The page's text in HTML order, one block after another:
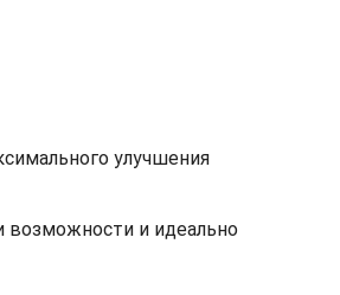
улучшения
и идеально